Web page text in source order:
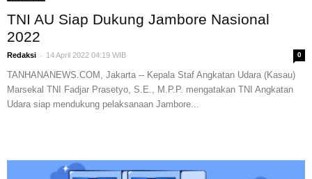
TNI AU Siap Dukung Jambore Nasional
2022
Redaksi - 14 April 2022 04:19 WIB 0
TANHANANEWS.COM, Jakarta -- Kepala Staf Angkatan Udara (Kasau)
Marsekal TNI Fadjar Prasetyo, S.E., M.P.P. mengatakan TNI Angkatan
Udara siap mendukung pelaksanaan Jambore...